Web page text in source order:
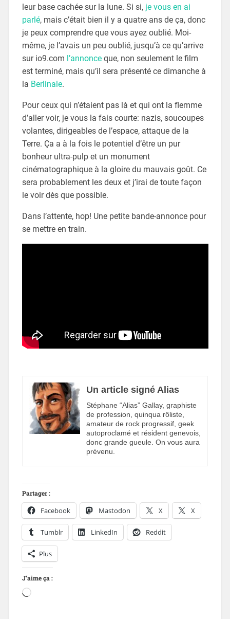
leur base cachée sur la lune. Si si, je vous en ai
parlé, mais c’était bien il y a quatre ans de ça, donc
je peux comprendre que vous ayez oublié. Moi-
même, je l’avais un peu oublié, jusqu’à ce qu’arrive
sur io9.com l’annonceque, non seulement le film
est terminé, mais qu’il sera présenté ce dimanche à
la Berlinale.
Pour ceux qui n’étaient pas là et qui ont la flemme
d’aller voir, je vous la fais courte: nazis, soucoupes
volantes, dirigeables de l’espace, attaque de la
Terre. Ça a à la fois le potentiel d’être un pur
bonheur ultra-pulp et un monument
cinématographique à la gloire du mauvais goût. Ce
sera probablement les deux et j’irai de toute façon
le voir dès que possible.
Dans l’attente, hop! Une petite bande-annonce pour
se mettre en train.
Un article signé Alias
Stéphane “Alias” Gallay, graphiste
de profession, quinqua rôliste,
amateur de rock progressif, geek
autoproclamé et résident genevois,
donc grande gueule. On vous aura
prévenu.
Partager :
Facebook Mastodon X X
Tumblr LinkedIn Reddit
Plus
J’aime ça :